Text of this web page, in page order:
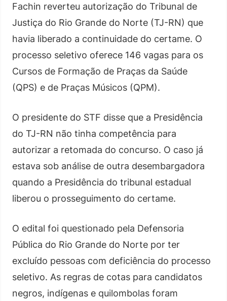
Fachin reverteu autorização do Tribunal de
Justiça do Rio Grande do Norte (TJ-RN) que
havia liberado a continuidade do certame. O
processo seletivo oferece 146 vagas para os
Cursos de Formação de Praças da Saúde
(QPS) e de Praças Músicos (QPM).
O presidente do STF disse que a Presidência
do TJ-RN não tinha competência para
autorizar a retomada do concurso. O caso já
estava sob análise de outra desembargadora
quando a Presidência do tribunal estadual
liberou o prosseguimento do certame.
O edital foi questionado pela Defensoria
Pública do Rio Grande do Norte por ter
excluído pessoas com deficiência do processo
seletivo. As regras de cotas para candidatos
negros, indígenas e quilombolas foram